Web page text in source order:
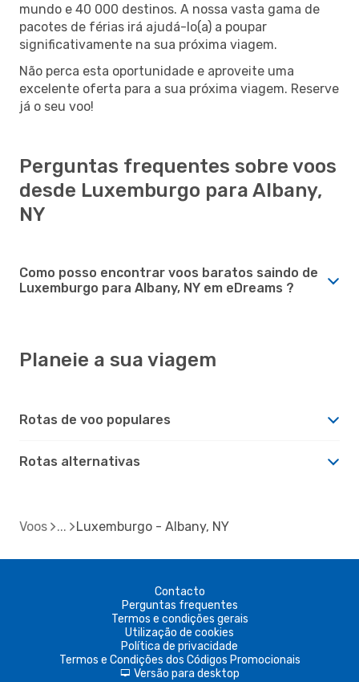
mundo e 40 000 destinos. A nossa vasta gama de
pacotes de férias irá ajudá-lo(a) a poupar
significativamente na sua próxima viagem.
Não perca esta oportunidade e aproveite uma
excelente oferta para a sua próxima viagem. Reserve
já o seu voo!
Perguntas frequentes sobre voos
desde Luxemburgo para Albany,
NY
Como posso encontrar voos baratos saindo de
Luxemburgo para Albany, NY em eDreams ?
Planeie a sua viagem
Rotas de voo populares
Rotas alternativas
Voos Luxemburgo - Albany, NY
Contacto
Perguntas frequentes
Termos e condições gerais
Utilização de cookies
Política de privacidade
Termos e Condições dos Códigos Promocionais
d Versão para desktop